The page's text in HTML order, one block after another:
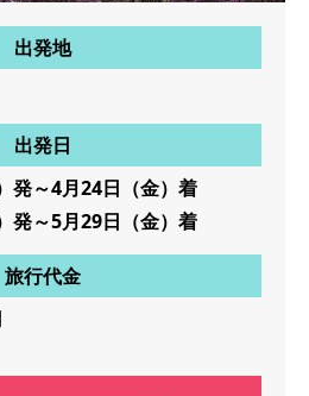
出発地
出発日
発～4月24日（金）着
発～5月29日（金）着
旅行代金